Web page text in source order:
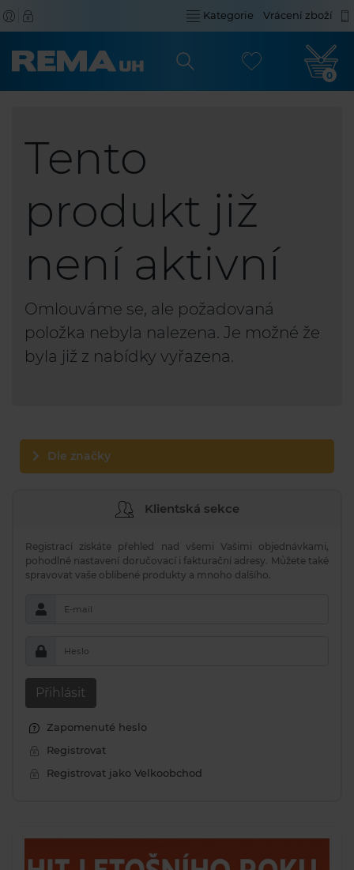
Kategorie Vrácení zboží
0
Tento
produkt již
není aktivní
Omlouváme se, ale požadovaná
položka nebyla nalezena. Je možné že
byla již z nabídky vyřazena.
Dle značky
Klientská sekce
Registrací získáte přehled nad všemi Vašimi objednávkami,
pohodlné nastavení doručovací i fakturační adresy. Můžete také
spravovat vaše oblíbené produkty a mnoho dalšího.
E-mail
Heslo
Přihlásit
Zapomenuté heslo
Registrovat
Registrovat jako Velkoobchod